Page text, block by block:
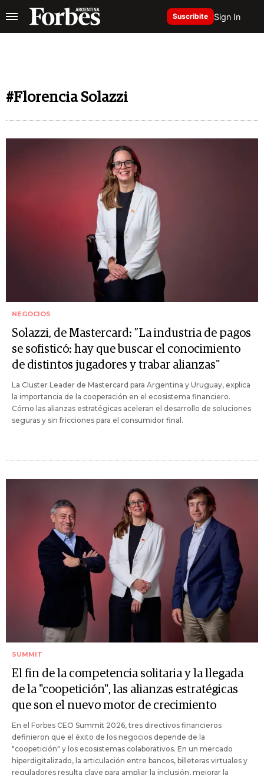
Suscribite Sign In
#Florencia Solazzi
NEGOCIOS
Solazzi, de Mastercard: ”La industria de pagos
se sofisticó: hay que buscar el conocimiento
de distintos jugadores y trabar alianzas"
La Cluster Leader de Mastercard para Argentina y Uruguay, explica
la importancia de la cooperación en el ecosistema financiero.
Cómo las alianzas estratégicas aceleran el desarrollo de soluciones
seguras y sin fricciones para el consumidor final.
SUMMIT
El fin de la competencia solitaria y la llegada
de la "coopetición", las alianzas estratégicas
que son el nuevo motor de crecimiento
En el Forbes CEO Summit 2026, tres directivos financieros
definieron que el éxito de los negocios depende de la
"coopetición" y los ecosistemas colaborativos. En un mercado
hiperdigitalizado, la articulación entre bancos, billeteras virtuales y
reguladores resulta clave para ampliar la inclusión, mejorar la